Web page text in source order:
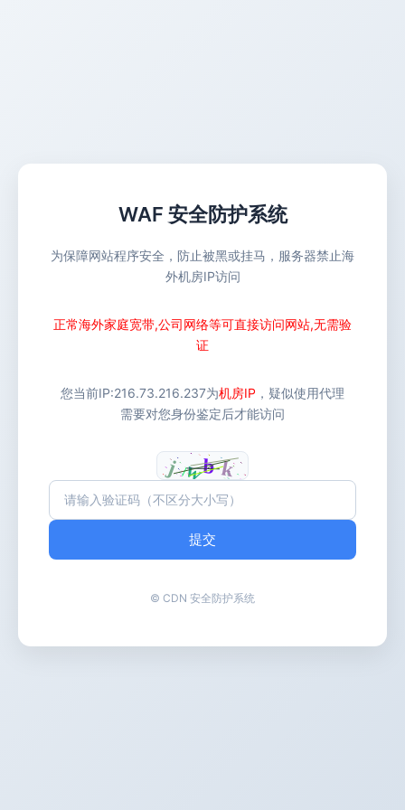
WAF 安全防护系统
为保障网站程序安全，防止被黑或挂马，服务器禁止海
外机房IP访问
正常海外家庭宽带,公司网络等可直接访问网站,无需验
证
您当前IP:216.73.216.237为机房IP ，疑似使用代理
需要对您身份鉴定后才能访问
提交
© CDN 安全防护系统